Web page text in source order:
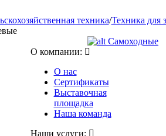
техника/Техника для
Самоходные
О компании:
О нас
Сертификаты
Выставочная
площадка
Наша команда
Наши услуги: